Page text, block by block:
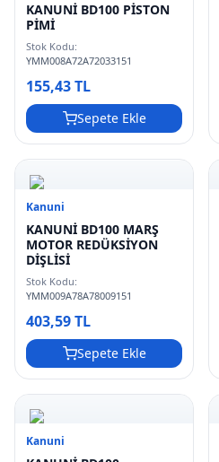
KANUNİ BD100 PİSTON
PİMİ
Stok Kodu:
YMM008A72A72033151
155,43 TL
Sepete Ekle
Kanuni
KANUNİ BD100 MARŞ
MOTOR REDÜKSİYON
DİŞLİSİ
Stok Kodu:
YMM009A78A78009151
403,59 TL
Sepete Ekle
Kanuni